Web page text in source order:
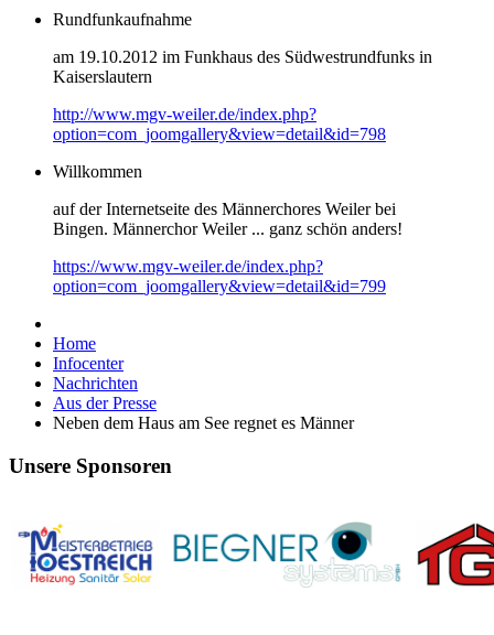
Rundfunkaufnahme
am 19.10.2012 im Funkhaus des Südwestrundfunks in
Kaiserslautern
http://www.mgv-weiler.de/index.php?
option=com_joomgallery&view=detail&id=798
Willkommen
auf der Internetseite des Männerchores Weiler bei
Bingen. Männerchor Weiler ... ganz schön anders!
https://www.mgv-weiler.de/index.php?
option=com_joomgallery&view=detail&id=799
Home
Infocenter
Nachrichten
Aus der Presse
Neben dem Haus am See regnet es Männer
Unsere Sponsoren